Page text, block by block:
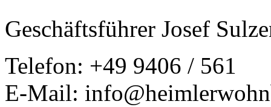
Geschäftsführer Josef
Telefon: +49 9406 / 561
E-Mail: